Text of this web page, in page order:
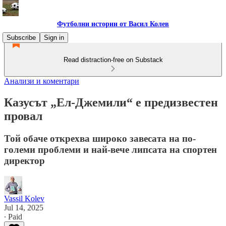
Футболни истории от Васил Колев
Subscribe
Sign in
Read distraction-free on Substack
Анализи и коментари
Казусът „Ел-Джемили“ е предизвестен
провал
Той обаче открехва широко завесата на по-
големи проблеми и най-вече липсата на спортен
директор
Vassil Kolev
Jul 14, 2025
∙ Paid